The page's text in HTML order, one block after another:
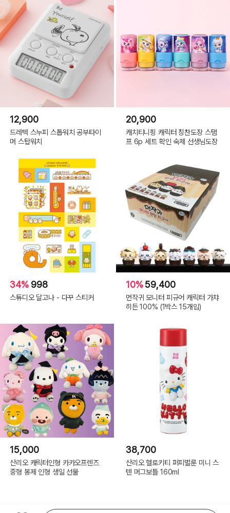
12,900
드레텍 스누피 스톱워치 공부타이
머 스탑워치
20,900
캐치티니핑 캐릭터 칭찬도장 스탬
프 6p 세트 확인 숙제 선생님도장
34% 998
스튜디오 달고나 - 다꾸 스티커
10%59,400
먼작귀 모니터 피규어 캐릭터 가챠
히든 100% (1박스 15개입)
15,000
산리오 캐릭터인형 카카오프렌즈
중형 봉제 인형 생일 선물
38,700
산리오 헬로키티 퍼피벌룬 미니 스
텐 머그보틀 160ml